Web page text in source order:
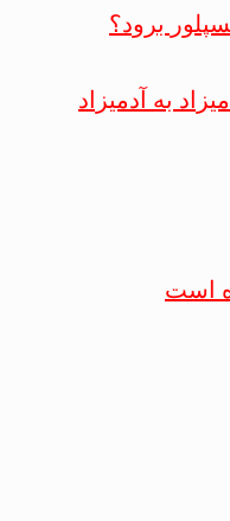
برود؟
به آدمیزاد
است